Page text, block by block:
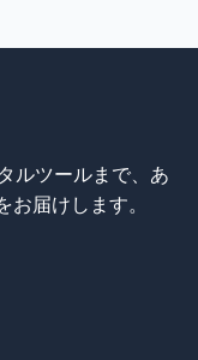
ルツールまで、あ
届けします。